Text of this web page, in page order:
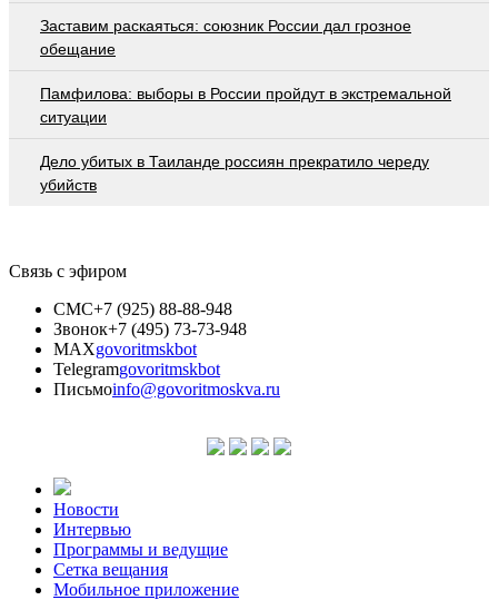
Заставим раскаяться: союзник России дал грозное
обещание
Памфилова: выборы в России пройдут в экстремальной
ситуации
Дело убитых в Таиланде россиян прекратило череду
убийств
Связь с эфиром
СМС+7 (925) 88-88-948
Звонок+7 (495) 73-73-948
MAXgovoritmskbot
Telegramgovoritmskbot
Письмоinfo@govoritmoskva.ru
Новости
Интервью
Программы и ведущие
Сетка вещания
Мобильное приложение